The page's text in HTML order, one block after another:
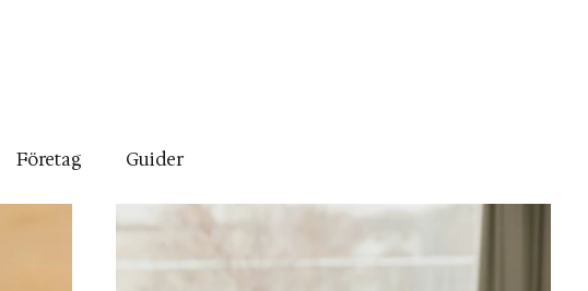
Företag Guider